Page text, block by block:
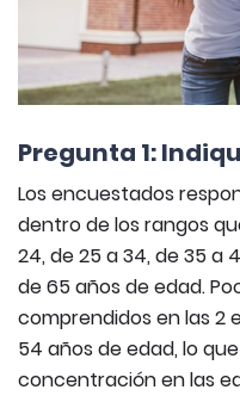
Pregunta 1:
Los encuestados
dentro de los rangos
24, de 25 a 34, de 35 a
de 65 años de edad.
comprendidos en las 2
54 años de edad, lo
concentración en las